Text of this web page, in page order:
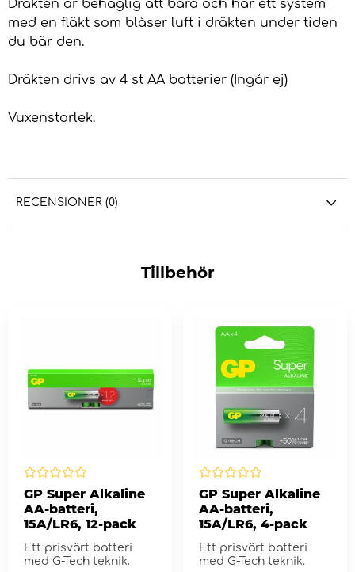
Dräkten är behaglig att bära och har ett system
med en fläkt som blåser luft i dräkten under tiden
du bär den.
Dräkten drivs av 4 st AA batterier (Ingår ej)
Vuxenstorlek.
RECENSIONER (0)
Tillbehör
GP Super Alkaline
AA-batteri,
15A/LR6, 12-pack
Ett prisvärt batteri
med G-Tech teknik.
GP Super Alkaline
AA-batteri,
15A/LR6, 4-pack
Ett prisvärt batteri
med G-Tech teknik.